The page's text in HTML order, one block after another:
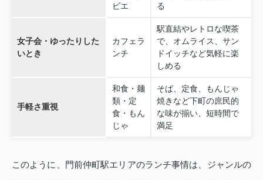
ビエ
る
女子会・ゆったりした
いとき
カフェラ
ンチ
駅直結やレトロな喫茶
で、オムライス、サン
ドイッチなど気軽に楽
しめる
手軽さ重視
和食・麺
類・定
食・もん
じゃ
そば、定食、もんじゃ
焼きなど下町の庶民的
な味が揃い、短時間で
満足
このように、門前仲町駅エリアのランチ事情は、ジャンルの